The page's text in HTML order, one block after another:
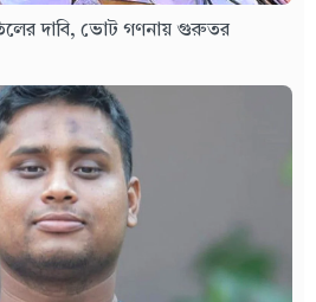
দাবি, ভোট গণনায় গুরুতর